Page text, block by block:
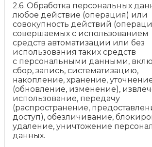
2.6. Обработка персональных
любое действие (операция) или
совокупность действий
совершаемых с использованием
средств автоматизации или без
использования таких средств
с персональными данными,
сбор, запись, систематизацию,
накопление, хранение,
(обновление, изменение),
использование, передачу
(распространение,
доступ), обезличивание,
удаление, уничтожение
данных.